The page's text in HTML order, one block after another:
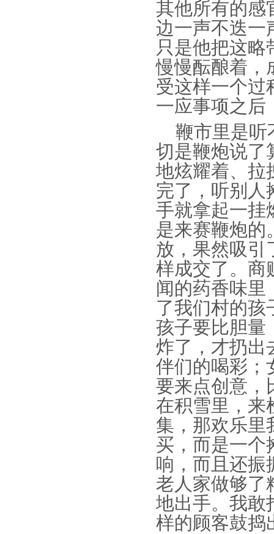
其他所有的感
边一声不迭一
只是他把这略
慢慢酝酿着，
受这样一个过
一应事项之后
鞭市里是听
切是鞭炮说了
地炫耀着、拉
完了，听别人
手就拿起一挂
是来赛鞭炮的
放，果然吸引
样成交了。商
闻的药香味里
了我们村的孩
孩子要比胆量
炸了，才扔出
伴们的喝彩；
要来点创意，
在积雪里，来
集，那欢乐里
买，而是一个
响，而且还振
老人家做够了
地出手。我敢
样的顾客鼓捣